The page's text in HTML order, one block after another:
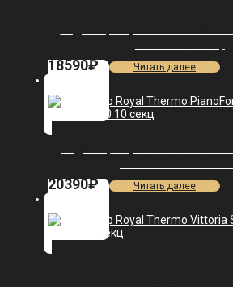
18590₽ Читать далее
20390₽ Читать далее